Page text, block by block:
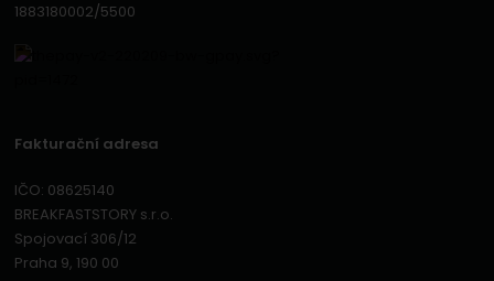
1883180002/5500
Fakturační adresa
IČO: 08625140
BREAKFASTSTORY s.r.o.
Spojovací 306/12
Praha 9, 190 00